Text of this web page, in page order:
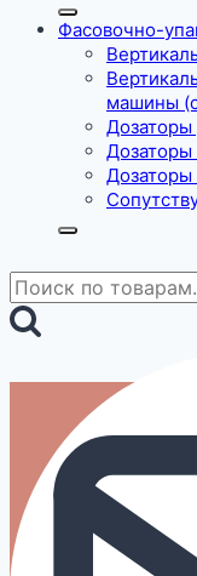
Фасовочно-
машины
Дозаторы
Искать: